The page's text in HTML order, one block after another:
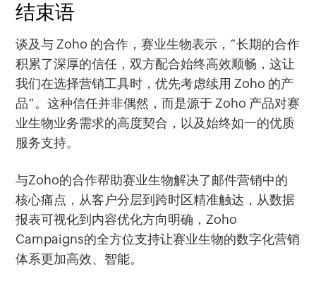
结束语
谈及与 Zoho 的合作，赛业生物表示，“长期的合作
积累了深厚的信任，双方配合始终高效顺畅，这让
我们在选择营销工具时，优先考虑续用 Zoho 的产
品”。这种信任并非偶然，而是源于 Zoho 产品对赛
业生物业务需求的高度契合，以及始终如一的优质
服务支持。
与Zoho的合作帮助赛业生物解决了邮件营销中的
核心痛点，从客户分层到跨时区精准触达，从数据
报表可视化到内容优化方向明确，Zoho
Campaigns的全方位支持让赛业生物的数字化营销
体系更加高效、智能。